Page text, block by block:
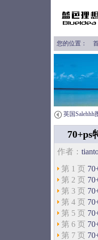
您的位置：
英国Salehhh
70+ps
作者：
第 1 页
第 2 页
第 3 页
第 4 页
第 5 页
第 6 页
第 7 页